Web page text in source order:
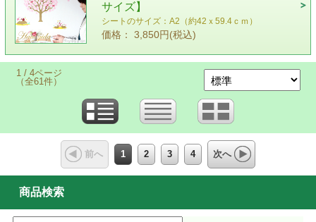
サイズ】
シートのサイズ：A2（約42ｘ59.4ｃｍ）
価格： 3,850円(税込)
1 / 4ページ
（全61件）
前へ 1 2 3 4 次へ
商品検索